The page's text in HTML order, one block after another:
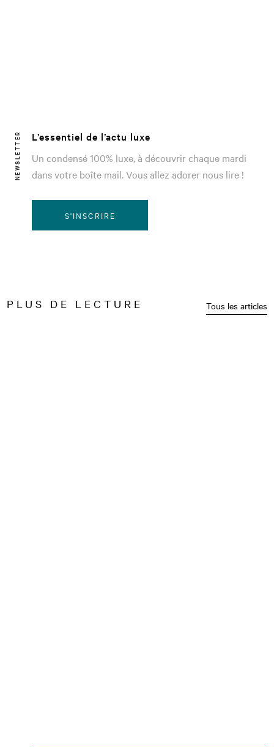
NEWSLETTER
L’essentiel de l’actu luxe
Un condensé 100% luxe, à découvrir chaque mardi
dans votre boîte mail. Vous allez adorer nous lire !
S'INSCRIRE
PLUS DE LECTURE Tous les articles